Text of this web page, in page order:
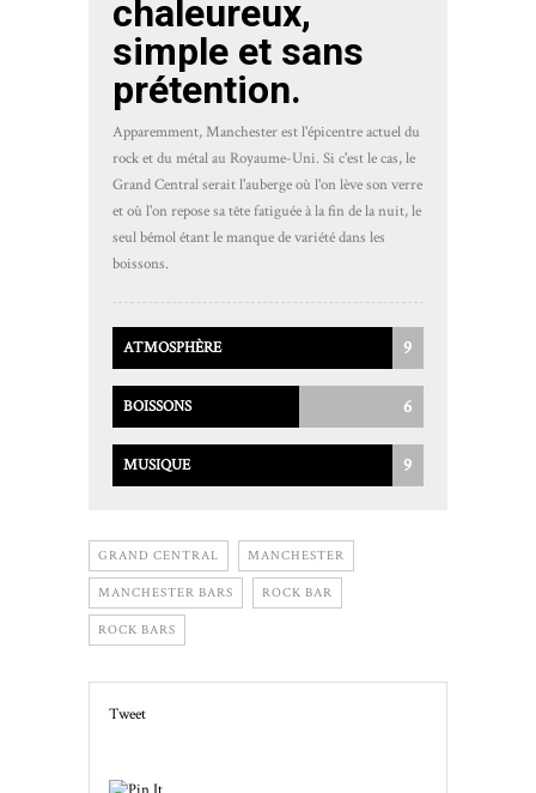
chaleureux,
simple et sans
prétention.
Apparemment, Manchester est l'épicentre actuel du
rock et du métal au Royaume-Uni. Si c'est le cas, le
Grand Central serait l'auberge où l'on lève son verre
et où l'on repose sa tête fatiguée à la fin de la nuit, le
seul bémol étant le manque de variété dans les
boissons.
ATMOSPHÈRE 9
BOISSONS 6
MUSIQUE 9
GRAND CENTRAL MANCHESTER
MANCHESTER BARS ROCK BAR
ROCK BARS
Tweet